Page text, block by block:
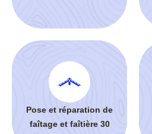
Pose et réparation de
faîtage et faîtière 30